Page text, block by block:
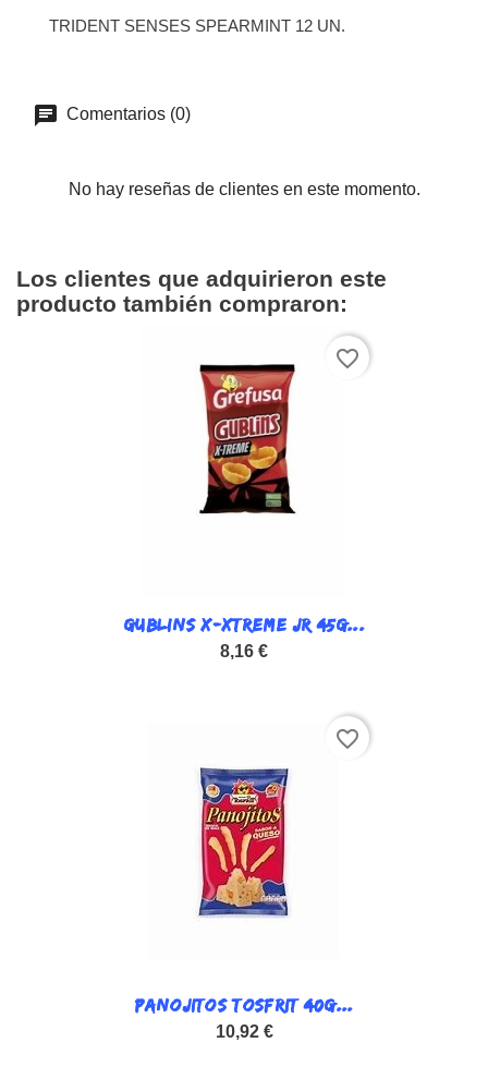
TRIDENT SENSES SPEARMINT 12 UN.
Comentarios (0)
No hay reseñas de clientes en este momento.
Los clientes que adquirieron este
producto también compraron:
GUBLINS X-XTREME JR 45G...
8,16 €
favorite_border
PANOJITOS TOSFRIT 40G...
10,92 €
favorite_border